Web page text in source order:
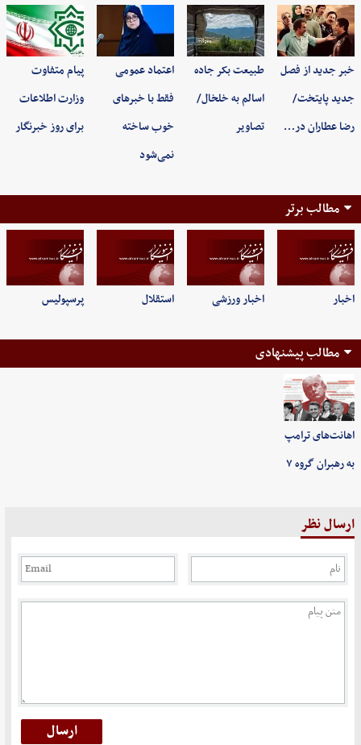
خبر جدید از فصل
جدید پایتخت/
رضا عطاران در…
طبیعت بکر جاده
اسالم به خلخال/
تصاویر
اعتماد عمومی
فقط با خبرهای
خوب ساخته
نمی‌شود
پیام متفاوت
وزارت اطلاعات
برای روز خبرنگار
مطالب برتر
اخبار اخبار ورزشی استقلال پرسپولیس
مطالب پیشنهادی
اهانت‌های ترامپ
به رهبران گروه ۷
ارسال نظر